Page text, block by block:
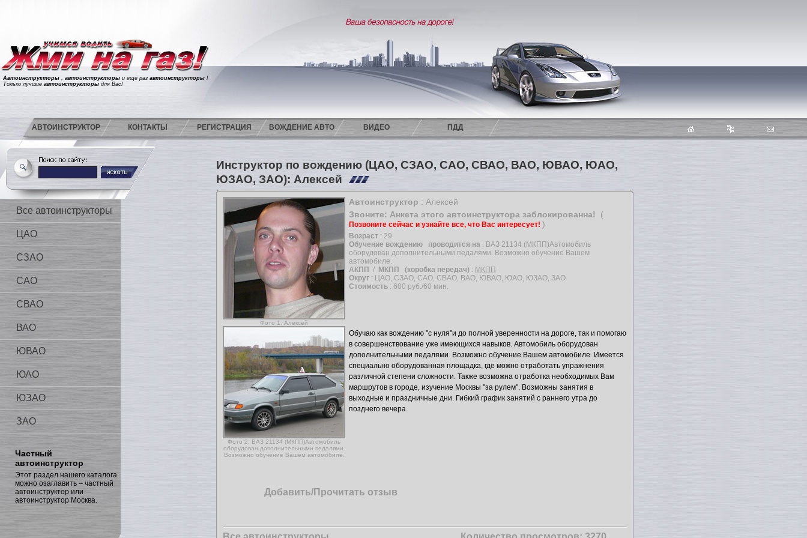
Автоинструкторы , автоинструкторы и ещё раз автоинструкторы !
Только лучшие автоинструкторы для Вас!
АВТОИНСТРУКТОР КОНТАКТЫ РЕГИСТРАЦИЯ ВОЖДЕНИЕ АВТО ВИДЕО ПДД
Все автоинструкторы
ЦАО
СЗАО
САО
СВАО
ВАО
ЮВАО
ЮАО
ЮЗАО
ЗАО
Частный
автоинструктор
Этот раздел нашего каталога
можно озаглавить – частный
автоинструктор или
автоинструктор Москва.
Инструктор по вождению (ЦАО, СЗАО, САО, СВАО, ВАО, ЮВАО, ЮАО,
ЮЗАО, ЗАО): Алексей
Фото 1. Алексей
Автоинструктор : Алексей
Звоните: Анкета этого автоинструктора заблокированна!
(
Позвоните сейчас и узнайте все, что Вас интересует! )
Возраст : 29
Обучение вождению
проводится на : ВАЗ 21134 (МКПП)Автомобиль
оборудован дополнительными педалями. Возможно обучение Вашем
автомобиле.
АКПП
/ МКПП (коробка передач) : МКПП
Округ : ЦАО, СЗАО, САО, СВАО, ВАО, ЮВАО, ЮАО, ЮЗАО, ЗАО
Стоимость : 600 руб./60 мин.
Фото 2. ВАЗ 21134 (МКПП)Автомобиль
оборудован дополнительными педалями.
Возможно обучение Вашем автомобиле.
Обучаю как вождению "с нуля"и до полной уверенности на дороге, так и помогаю
в совершенствование уже имеющихся навыков. Автомобиль оборудован
дополнительными педалями. Возможно обучение Вашем автомобиле. Имеется
специально оборудованная площадка, где можно отработать упражнения
различной степени сложности. Также возможна отработка необходимых Вам
маршрутов в городе, изучение Москвы "за рулем". Возможны занятия в
выходные и праздничные дни. Гибкий график занятий с раннего утра до
позднего вечера.
Добавить/Прочитать отзыв